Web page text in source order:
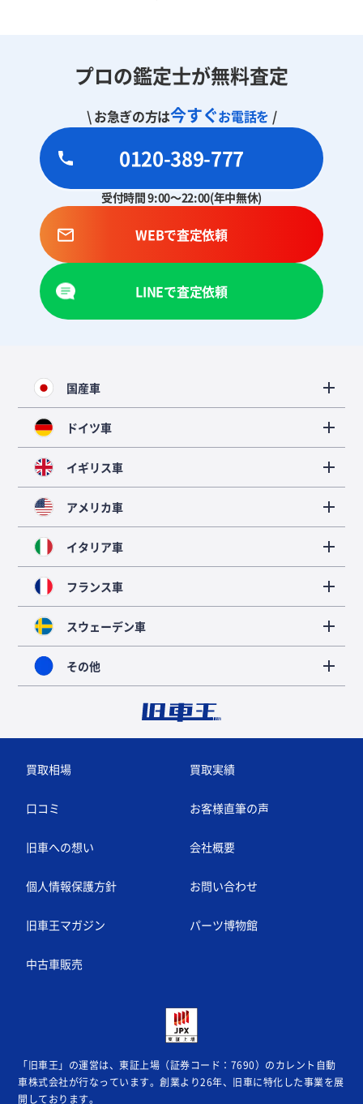
プロの鑑定士が無料査定
\ お急ぎの方は今すぐお電話を /
0120-389-777
受付時間 9:00～22:00(年中無休)
WEBで査定依頼
LINEで査定依頼
国産車
ドイツ車
イギリス車
アメリカ車
イタリア車
フランス車
スウェーデン車
その他
買取相場 買取実績
口コミ お客様直筆の声
旧車への想い 会社概要
個人情報保護方針 お問い合わせ
旧車王マガジン パーツ博物館
中古車販売
「旧車王」の運営は、東証上場（証券コード：7690）のカレント自動
車株式会社が行なっています。創業より26年、旧車に特化した事業を展
開しております。